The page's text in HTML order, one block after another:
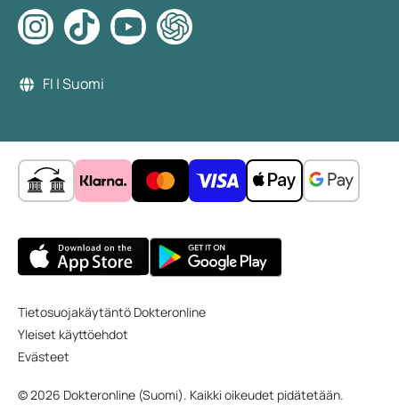
FI | Suomi
Tietosuojakäytäntö Dokteronline
Yleiset käyttöehdot
Evästeet
© 2026 Dokteronline (Suomi). Kaikki oikeudet pidätetään.